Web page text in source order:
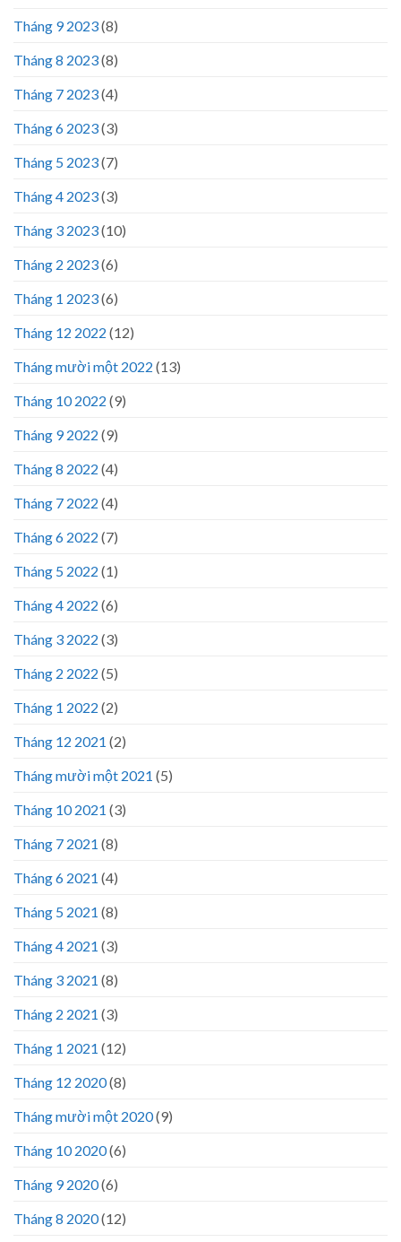
Tháng 9 2023(8)
Tháng 8 2023(8)
Tháng 7 2023(4)
Tháng 6 2023(3)
Tháng 5 2023(7)
Tháng 4 2023(3)
Tháng 3 2023(10)
Tháng 2 2023(6)
Tháng 1 2023(6)
Tháng 12 2022 (12)
Tháng mười một 2022 (13)
Tháng 10 2022 (9)
Tháng 9 2022 (9)
Tháng 8 2022 (4)
Tháng 7 2022 (4)
Tháng 6 2022 (7)
Tháng 5 2022 (1)
Tháng 4 2022 (6)
Tháng 3 2022 (3)
Tháng 2 2022 (5)
Tháng 1 2022 (2)
Tháng 12 2021 (2)
Tháng mười một 2021 (5)
Tháng 10 2021 (3)
Tháng 7 2021 (8)
Tháng 6 2021 (4)
Tháng 5 2021 (8)
Tháng 4 2021 (3)
Tháng 3 2021 (8)
Tháng 2 2021 (3)
Tháng 1 2021 (12)
Tháng 12 2020(8)
Tháng mười một 2020(9)
Tháng 10 2020(6)
Tháng 9 2020(6)
Tháng 8 2020(12)